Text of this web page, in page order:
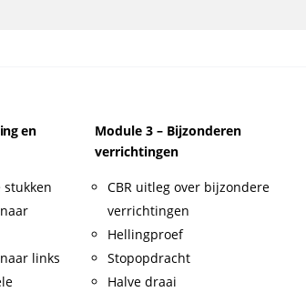
en
stukken
links
Module 3 – Bijzonderen
verrichtingen
CBR uitleg over bijzondere
verrichtingen
Hellingproef
Stopopdracht
Halve draai